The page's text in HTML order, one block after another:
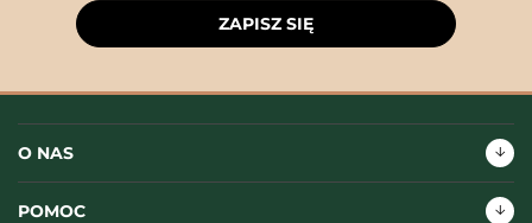
ZAPISZ SIĘ
O NAS
POMOC